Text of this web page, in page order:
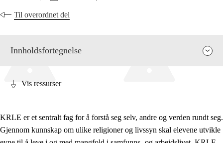
Til overordnet del
Innholdsfortegnelse
Fagets relevans og sentrale verdier
Vis ressurser
KRLE er et sentralt fag for å forstå seg selv, andre og verden rundt seg.
Gjennom kunnskap om ulike religioner og livssyn skal elevene utvikle